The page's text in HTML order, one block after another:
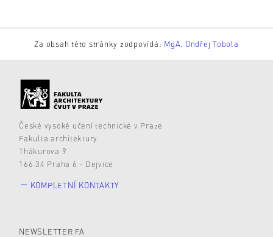
Za obsah této stránky zodpovídá: MgA. Ondřej Tobola
České vysoké učení technické v Praze
Fakulta architektury
Thákurova 9
166 34 Praha 6 - Dejvice
KOMPLETNÍ KONTAKTY
NEWSLETTER FA